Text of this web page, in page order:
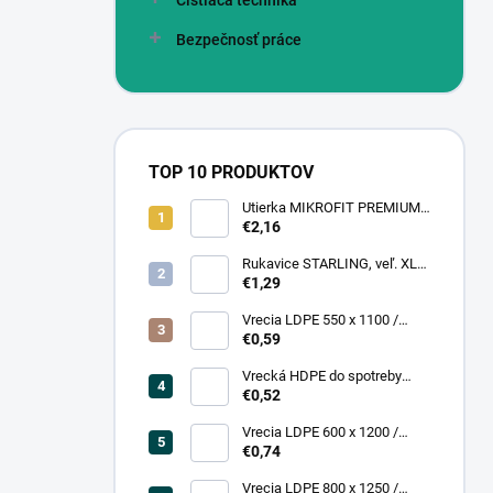
Bezpečnosť práce
TOP 10 PRODUKTOV
Utierka MIKROFIT PREMIUM
920 40x40 cm, 305 gr./m2
€2,16
Rukavice STARLING, veľ. XL
(12 pár = bal)
€1,29
Vrecia LDPE 550 x 1100 /
0,13,1A, číra
€0,59
Vrecká HDPE do spotreby
300x400/0,007, číre, (50 ks =
€0,52
Vrecia LDPE 600 x 1200 /
0,200, transparent (25 ks)
€0,74
Vrecia LDPE 800 x 1250 /